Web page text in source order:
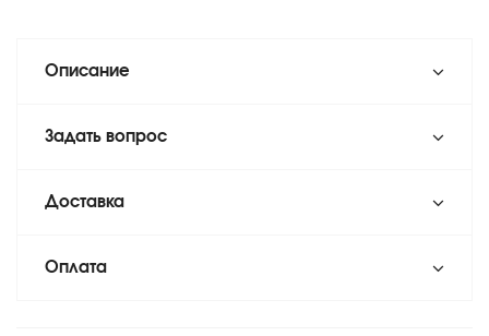
Описание
Задать вопрос
Доставка
Оплата